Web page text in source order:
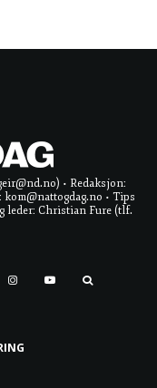
• Redaksjon:
• Tips
leder: Christian Fure (tlf.